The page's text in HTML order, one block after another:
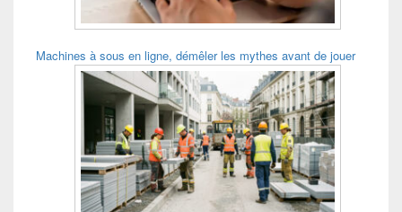
Machines à sous en ligne, démêler les mythes avant de jouer